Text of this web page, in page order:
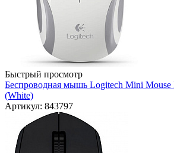
Быстрый просмотр
Беспроводная мышь Logitech Mini Mouse
(White)
Артикул: 843797